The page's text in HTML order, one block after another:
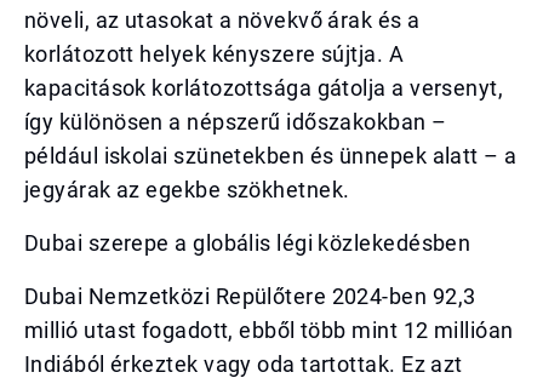
növeli, az utasokat a növekvő árak és a
korlátozott helyek kényszere sújtja. A
kapacitások korlátozottsága gátolja a versenyt,
így különösen a népszerű időszakokban –
például iskolai szünetekben és ünnepek alatt – a
jegyárak az egekbe szökhetnek.
Dubai szerepe a globális légi közlekedésben
Dubai Nemzetközi Repülőtere 2024-ben 92,3
millió utast fogadott, ebből több mint 12 millióan
Indiából érkeztek vagy oda tartottak. Ez azt